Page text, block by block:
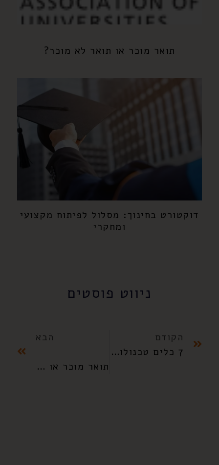
תואר מוכר או תואר לא מוכר?
דוקטורט בחינוך: מסלול לפיתוח מקצועי
ומחקרי
ניווט פוסטים
הקודם
7 כלים טכנולוגיים שיעזרו לך בכתיבת עבודת המחקר
הבא
תואר מוכר או תואר לא מוכר?